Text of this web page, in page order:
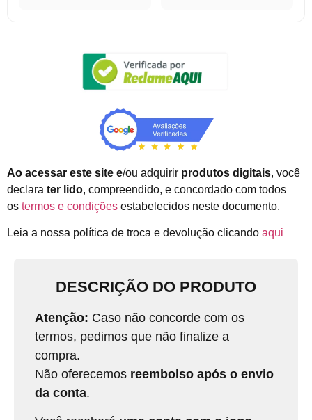
Ao acessar este site e/ou adquirir produtos digitais, você
declara ter lido, compreendido, e concordado com todos
os termos e condições estabelecidos neste documento.
Leia a nossa política de troca e devolução clicando aqui
DESCRIÇÃO DO PRODUTO
Atenção: Caso não concorde com os
termos, pedimos que não finalize a
compra.
Não oferecemos reembolso após o envio
da conta.